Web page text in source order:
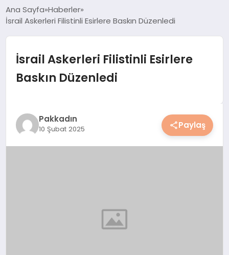
SAĞLIK
MAGAZIN
YAŞAM
Ana Sayfa Haberler
İsrail Askerleri Filistinli Esirlere Baskın Düzenledi
İsrail Askerleri Filistinli Esirlere
Baskın Düzenledi
Pakkadın
10 Şubat 2025 Paylaş